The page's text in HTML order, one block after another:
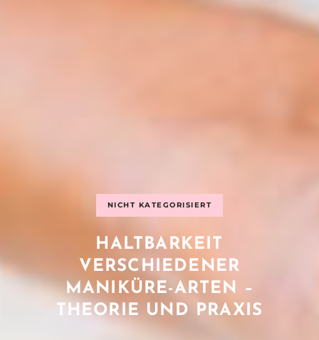
NICHT KATEGORISIERT
HALTBARKEIT
VERSCHIEDENER
MANIKÜRE-ARTEN –
THEORIE UND PRAXIS